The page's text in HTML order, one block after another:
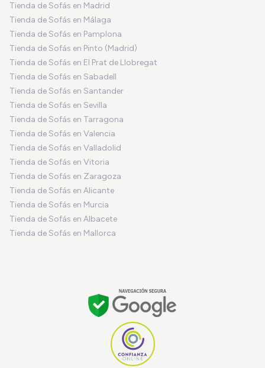
Tienda de Sofás en Madrid
Tienda de Sofás en Málaga
Tienda de Sofás en Pamplona
Tienda de Sofás en Pinto (Madrid)
Tienda de Sofás en El Prat de Llobregat
Tienda de Sofás en Sabadell
Tienda de Sofás en Santander
Tienda de Sofás en Sevilla
Tienda de Sofás en Tarragona
Tienda de Sofás en Valencia
Tienda de Sofás en Valladolid
Tienda de Sofás en Vitoria
Tienda de Sofás en Zaragoza
Tienda de Sofás en Alicante
Tienda de Sofás en Murcia
Tienda de Sofás en Albacete
Tienda de Sofás en Mallorca